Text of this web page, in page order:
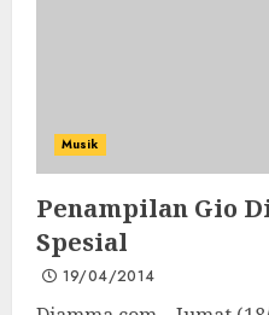
Musik
Penampilan Gio
Spesial
19/04/2014